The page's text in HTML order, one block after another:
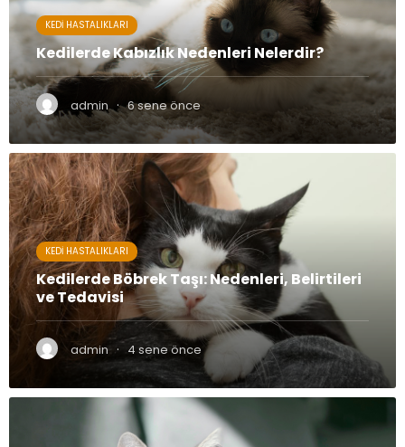
KEDI HASTALIKLARI
Kedilerde Kabızlık Nedenleri Nelerdir?
admin · 6 sene önce
KEDI HASTALIKLARI
Kedilerde Böbrek Taşı: Nedenleri, Belirtileri
ve Tedavisi
admin · 4 sene önce